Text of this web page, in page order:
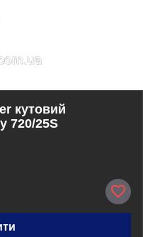
кутовий
720/25S